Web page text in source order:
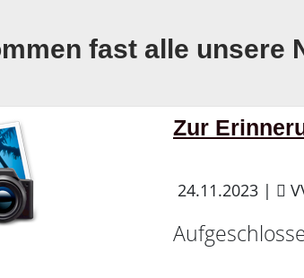
fast alle unsere
Zur
24.11.2023 |